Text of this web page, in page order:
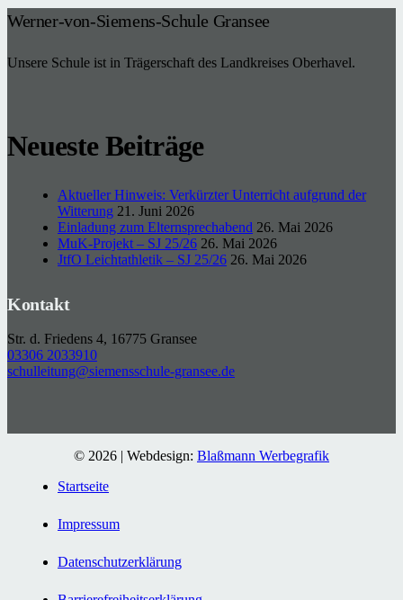
Werner-von-Siemens-Schule Gransee
Unsere Schule ist in Trägerschaft des Landkreises Oberhavel.
Neueste Beiträge
Aktueller Hinweis: Verkürzter Unterricht aufgrund der
Witterung 21. Juni 2026
Einladung zum Elternsprechabend 26. Mai 2026
MuK-Projekt – SJ 25/26 26. Mai 2026
JtfO Leichtathletik – SJ 25/26 26. Mai 2026
Kontakt
Str. d. Friedens 4, 16775 Gransee
03306 2033910
schulleitung@siemensschule-gransee.de
© 2026 | Webdesign: Blaßmann Werbegrafik
Startseite
Impressum
Datenschutzerklärung